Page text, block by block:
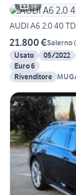
14
AUDI A6 2.0 40
21.800 €Salerno(
Usato
05/2022
Euro 6
Rivenditore